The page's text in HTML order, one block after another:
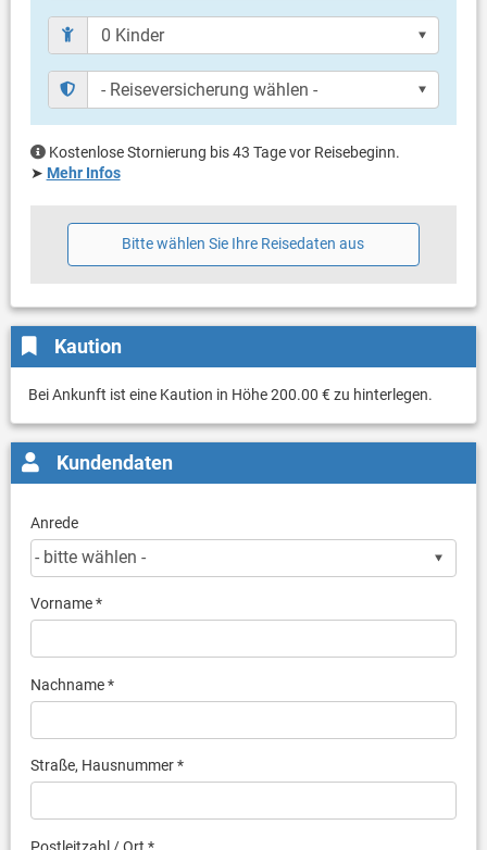
Kostenlose Stornierung bis 43 Tage vor Reisebeginn.
➤ Mehr Infos
Bitte wählen Sie Ihre Reisedaten aus
Kaution
Bei Ankunft ist eine Kaution in Höhe 200.00 € zu hinterlegen.
Kundendaten
Anrede
Vorname *
Nachname *
Straße, Hausnummer *